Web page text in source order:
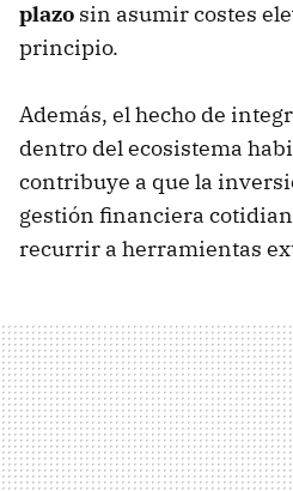
plazo sin asumir costes
principio.
Además, el hecho de
dentro del ecosistema
contribuye a que la
gestión financiera
recurrir a herramientas